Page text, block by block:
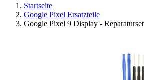
Startseite
Google Pixel Ersatzteile
Google Pixel 9 Display - Reparaturset